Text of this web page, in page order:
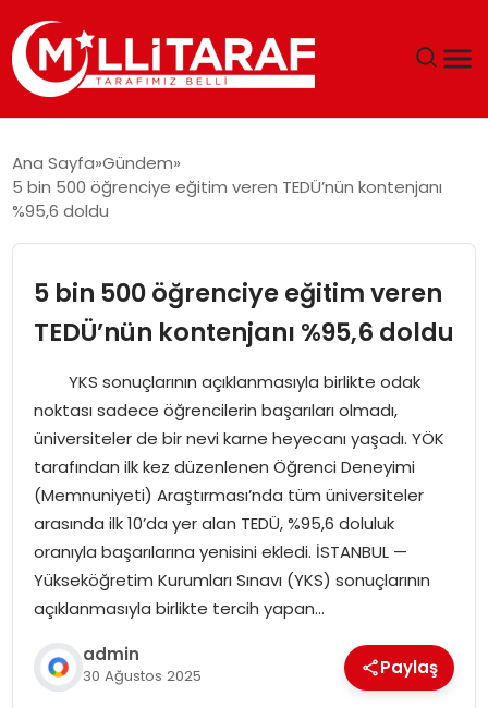
ÖZEL SAYFALAR
EKONOMI
SIYASET
MAGAZIN
Ana Sayfa Gündem
5 bin 500 öğrenciye eğitim veren TEDÜ’nün kontenjanı
%95,6 doldu
5 bin 500 öğrenciye eğitim veren
TEDÜ’nün kontenjanı %95,6 doldu
YKS sonuçlarının açıklanmasıyla birlikte odak
noktası sadece öğrencilerin başarıları olmadı,
üniversiteler de bir nevi karne heyecanı yaşadı. YÖK
tarafından ilk kez düzenlenen Öğrenci Deneyimi
(Memnuniyeti) Araştırması’nda tüm üniversiteler
arasında ilk 10’da yer alan TEDÜ, %95,6 doluluk
oranıyla başarılarına yenisini ekledi. İSTANBUL —
Yükseköğretim Kurumları Sınavı (YKS) sonuçlarının
açıklanmasıyla birlikte tercih yapan…
admin
30 Ağustos 2025 Paylaş